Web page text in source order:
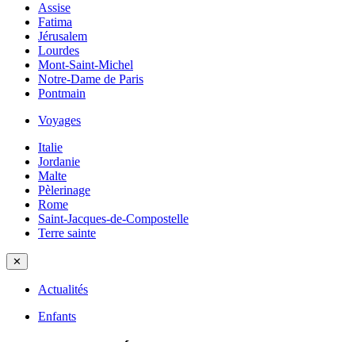
Assise
Fatima
Jérusalem
Lourdes
Mont-Saint-Michel
Notre-Dame de Paris
Pontmain
Voyages
Italie
Jordanie
Malte
Pèlerinage
Rome
Saint-Jacques-de-Compostelle
Terre sainte
✕
Actualités
Enfants